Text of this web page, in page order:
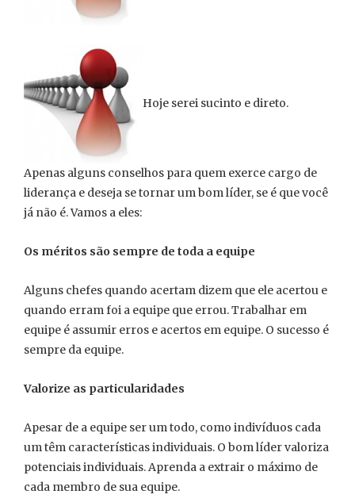
Hoje serei sucinto e direto.
Apenas alguns conselhos para quem exerce cargo de
liderança e deseja se tornar um bom líder, se é que você
já não é. Vamos a eles:
Os méritos são sempre de toda a equipe
Alguns chefes quando acertam dizem que ele acertou e
quando erram foi a equipe que errou. Trabalhar em
equipe é assumir erros e acertos em equipe. O sucesso é
sempre da equipe.
Valorize as particularidades
Apesar de a equipe ser um todo, como indivíduos cada
um têm características individuais. O bom líder valoriza
potenciais individuais. Aprenda a extrair o máximo de
cada membro de sua equipe.